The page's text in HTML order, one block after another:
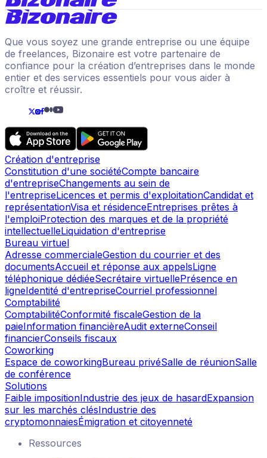
Que vous soyez une grande entreprise ou une équipe
de freelances, Bizonaire est votre partenaire de
confiance pour la création d’entreprises dans le monde
entier et des services essentiels pour vous aider à
croître et réussir.
Création d'entreprise
Constitution d'une sociétéCompte bancaire
d'entrepriseChangements au sein de
l'entrepriseLicences et permis d'exploitationCandidat et
représentationVisa et résidenceEntreprises prêtes à
l'emploiProtection des marques et de la propriété
intellectuelleLiquidation d'entreprise
Bureau virtuel
Adresse commercialeGestion du courrier et des
documentsAccueil et réponse aux appelsLigne
téléphonique dédiéeSecrétaire virtuellePrésence en
ligneIdentité d'entrepriseCourriel professionnel
Comptabilité
ComptabilitéConformité fiscaleGestion de la
paieInformation financièreAudit externeConseil
financierConseils fiscaux
Coworking
Espace de coworkingBureau privéSalle de réunionSalle
de conférence
Solutions
Faible impositionIndustrie des jeux de hasardExpansion
sur les marchés clésIndustrie des
cryptomonnaiesÉmigration et citoyenneté
Ressources